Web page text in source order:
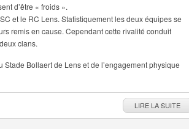
d’être « froids ».
et le RC Lens. Statistiquement les deux équipes se
remis en cause. Cependant cette rivalité conduit
clans.
Bollaert de Lens et de l’engagement physique
LIRE LA SUITE